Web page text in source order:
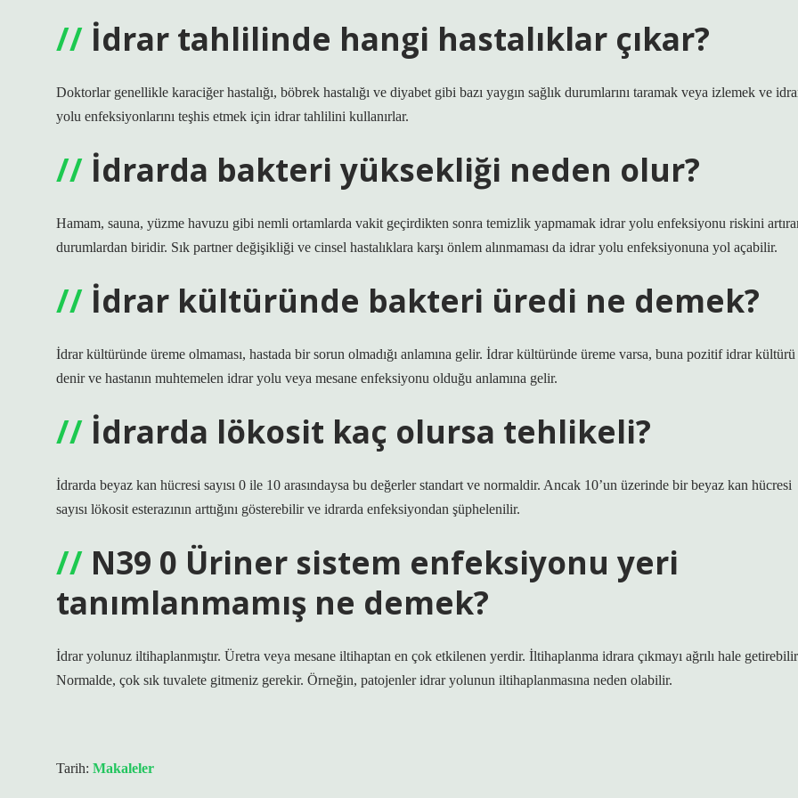
İdrar tahlilinde hangi hastalıklar çıkar?
Doktorlar genellikle karaciğer hastalığı, böbrek hastalığı ve diyabet gibi bazı yaygın sağlık durumlarını taramak veya izlemek ve
yolu enfeksiyonlarını teşhis etmek için idrar tahlilini kullanırlar.
İdrarda bakteri yüksekliği neden olur?
Hamam, sauna, yüzme havuzu gibi nemli ortamlarda vakit geçirdikten sonra temizlik yapmamak idrar yolu enfeksiyonu riskini
durumlardan biridir. Sık partner değişikliği ve cinsel hastalıklara karşı önlem alınmaması da idrar yolu enfeksiyonuna yol açabilir.
İdrar kültüründe bakteri üredi ne demek?
İdrar kültüründe üreme olmaması, hastada bir sorun olmadığı anlamına gelir. İdrar kültüründe üreme varsa, buna pozitif idrar kültürü
denir ve hastanın muhtemelen idrar yolu veya mesane enfeksiyonu olduğu anlamına gelir.
İdrarda lökosit kaç olursa tehlikeli?
İdrarda beyaz kan hücresi sayısı 0 ile 10 arasındaysa bu değerler standart ve normaldir. Ancak 10’un üzerinde bir beyaz kan hücresi
sayısı lökosit esterazının arttığını gösterebilir ve idrarda enfeksiyondan şüphelenilir.
N39 0 Üriner sistem enfeksiyonu yeri
tanımlanmamış ne demek?
İdrar yolunuz iltihaplanmıştır. Üretra veya mesane iltihaptan en çok etkilenen yerdir. İltihaplanma idrara çıkmayı ağrılı hale
Normalde, çok sık tuvalete gitmeniz gerekir. Örneğin, patojenler idrar yolunun iltihaplanmasına neden olabilir.
Tarih: Makaleler